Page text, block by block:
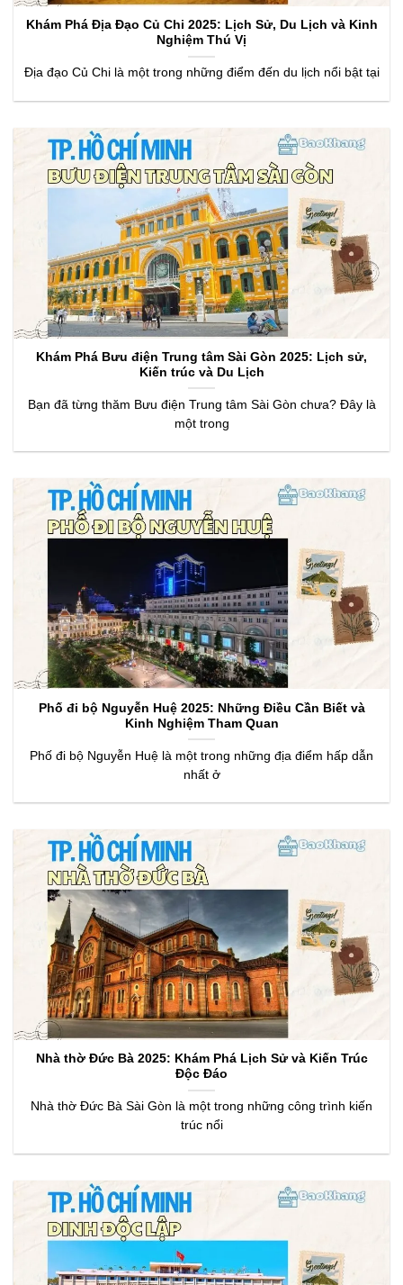
Khám Phá Địa Đạo Củ Chi 2025: Lịch Sử, Du Lịch và Kinh
Nghiệm Thú Vị
Địa đạo Củ Chi là một trong những điểm đến du lịch nổi bật tại
Khám Phá Bưu điện Trung tâm Sài Gòn 2025: Lịch sử,
Kiến trúc và Du Lịch
Bạn đã từng thăm Bưu điện Trung tâm Sài Gòn chưa? Đây là
một trong
Phố đi bộ Nguyễn Huệ 2025: Những Điều Cần Biết và
Kinh Nghiệm Tham Quan
Phố đi bộ Nguyễn Huệ là một trong những địa điểm hấp dẫn
nhất ở
Nhà thờ Đức Bà 2025: Khám Phá Lịch Sử và Kiến Trúc
Độc Đáo
Nhà thờ Đức Bà Sài Gòn là một trong những công trình kiến
trúc nổi